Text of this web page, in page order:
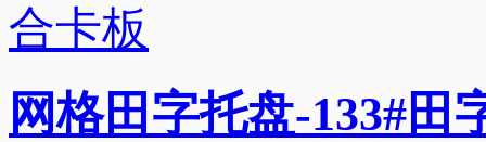
网格田字托盘-133#田